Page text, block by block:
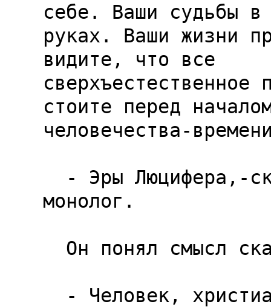
себе. Ваши судьбы в
руках. Ваши жизни
видите, что все
сверхъестественное
стоите перед
человечества-
монолог.